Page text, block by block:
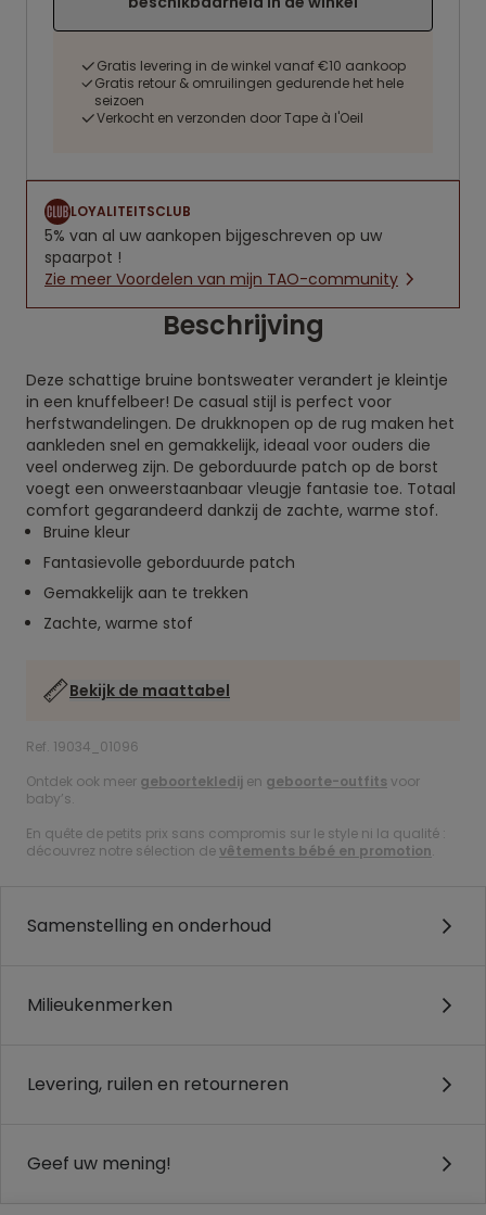
Gratis levering in de winkel vanaf €10 aankoop
Gratis retour & omruilingen gedurende het hele
seizoen
Verkocht en verzonden door Tape à l'Oeil
LOYALITEITSCLUB
5% van al uw aankopen bijgeschreven op uw
spaarpot !
Zie meer Voordelen van mijn TAO-community
Beschrijving
Deze schattige bruine bontsweater verandert je kleintje
in een knuffelbeer! De casual stijl is perfect voor
herfstwandelingen. De drukknopen op de rug maken het
aankleden snel en gemakkelijk, ideaal voor ouders die
veel onderweg zijn. De geborduurde patch op de borst
voegt een onweerstaanbaar vleugje fantasie toe. Totaal
comfort gegarandeerd dankzij de zachte, warme stof.
Bruine kleur
Fantasievolle geborduurde patch
Gemakkelijk aan te trekken
Zachte, warme stof
Bekijk de maattabel
Ref. 19034_01096
Ontdek ook meer geboortekledij en geboorte-outfits voor
baby’s.
En quête de petits prix sans compromis sur le style ni la qualité :
découvrez notre sélection devêtements bébé en promotion.
Samenstelling en onderhoud
Milieukenmerken
Levering, ruilen en retourneren
Geef uw mening!